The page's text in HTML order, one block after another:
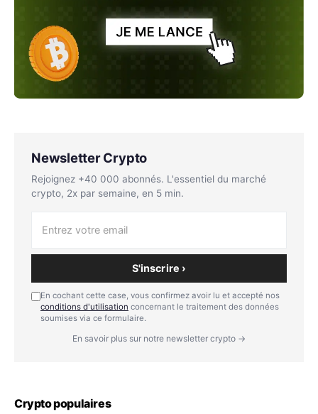
Newsletter Crypto
Rejoignez +40 000 abonnés. L'essentiel du marché
crypto, 2x par semaine, en 5 min.
S'inscrire ›
En cochant cette case, vous confirmez avoir lu et accepté nos
conditions d'utilisation concernant le traitement des données
soumises via ce formulaire.
En savoir plus sur notre newsletter crypto →
Crypto populaires